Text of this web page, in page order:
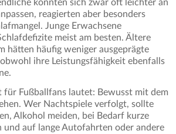
könnten sich zwar oft leichter an
reagierten aber besonders
Junge Erwachsene
meist am besten. Ältere
hätten häufig weniger ausgeprägte
ihre Leistungsfähigkeit ebenfalls
für Fußballfans lautet: Bewusst mit dem
Wer Nachtspiele verfolgt, sollte
Alkohol meiden, bei Bedarf kurze
und auf lange Autofahrten oder andere